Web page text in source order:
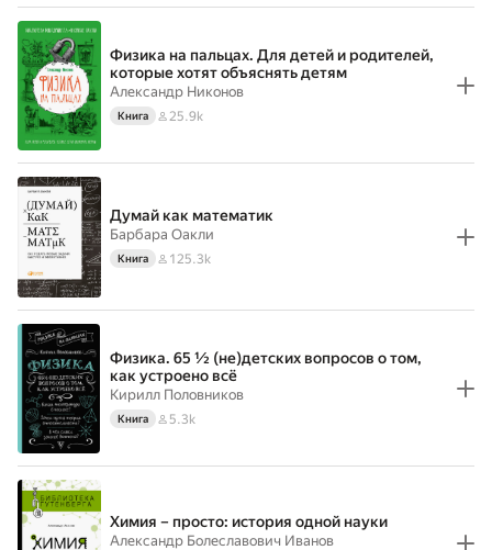
Физика на пальцах. Для детей и родителей,
которые хотят объяснять детям
Александр Никонов
Книга 25.9k
Думай как математик
Барбара Оакли
Книга 125.3k
Физика. 65 ½ (не)детских вопросов о том,
как устроено всё
Кирилл Половников
Книга 5.3k
Химия – просто: история одной науки
Александр Болеславович Иванов